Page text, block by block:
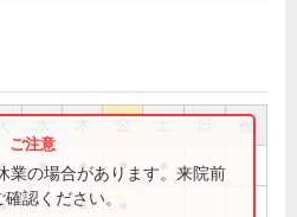
祝
● ● ●
●
業の場合があります。来院前
認ください。